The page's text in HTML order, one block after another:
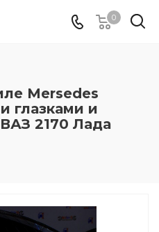
0
Mersedes
глазками и
2170 Лада